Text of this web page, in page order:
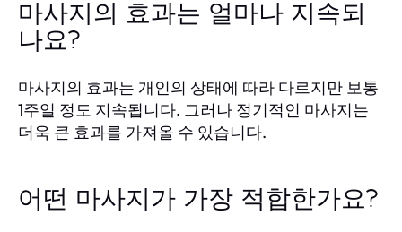
마사지의 효과는 얼마나 지속되
나요?
마사지의 효과는 개인의 상태에 따라 다르지만 보통
1주일 정도 지속됩니다. 그러나 정기적인 마사지는
더욱 큰 효과를 가져올 수 있습니다.
어떤 마사지가 가장 적합한가요?